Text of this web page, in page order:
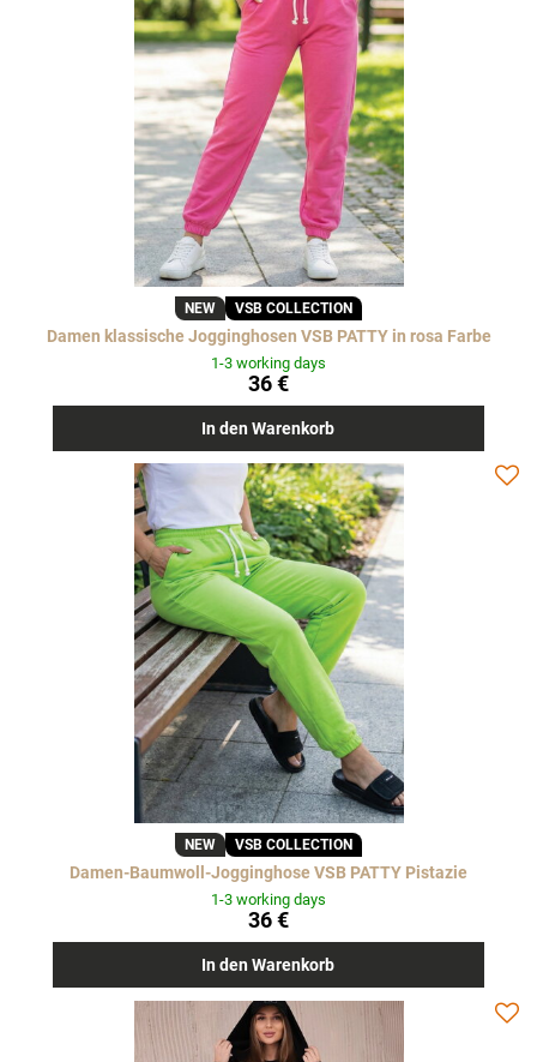
NEW VSB COLLECTION
Damen klassische Jogginghosen VSB PATTY in rosa Farbe
1-3 working days
36 €
In den Warenkorb
NEW VSB COLLECTION
Damen-Baumwoll-Jogginghose VSB PATTY Pistazie
1-3 working days
36 €
In den Warenkorb